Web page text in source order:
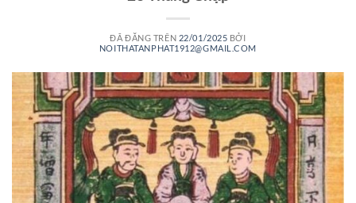
ĐÃ ĐĂNG TRÊN 22/01/2025 BỞI
NOITHATANPHAT1912@GMAIL.COM